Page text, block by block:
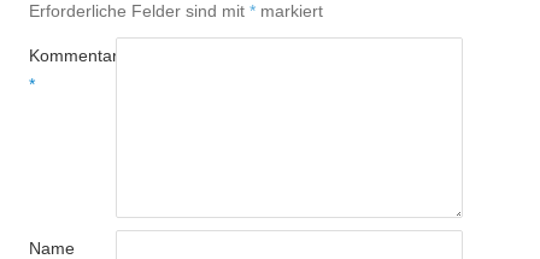
Erforderliche Felder sind mit * markiert
Kommentar
*
Name